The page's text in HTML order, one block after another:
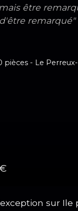
être
d'être remarqué"
sur Ile